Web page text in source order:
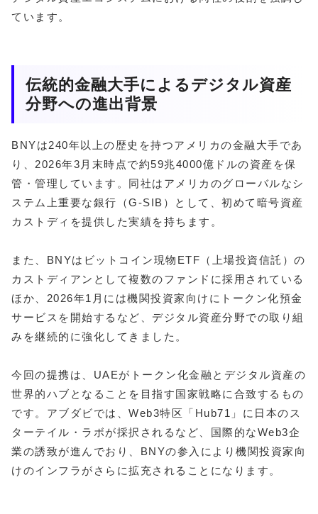
ています。
伝統的金融大手によるデジタル資産
分野への進出背景
BNYは240年以上の歴史を持つアメリカの金融大手であ
り、2026年3月末時点で約59兆4000億ドルの資産を保
管・管理しています。同社はアメリカのグローバルなシ
ステム上重要な銀行（G-SIB）として、初めて暗号資産
カストディを提供した実績を持ちます。
また、BNYはビットコイン現物ETF（上場投資信託）の
カストディアンとして複数のファンドに採用されている
ほか、2026年1月には機関投資家向けにトークン化預金
サービスを開始するなど、デジタル資産分野での取り組
みを継続的に強化してきました。
今回の提携は、UAEがトークン化金融とデジタル資産の
世界的ハブとなることを目指す国家戦略に合致するもの
です。アブダビでは、Web3特区「Hub71」に日本のス
ターテイル・ラボが採択されるなど、国際的なWeb3企
業の誘致が進んでおり、BNYの参入により機関投資家向
けのインフラがさらに拡充されることになります。